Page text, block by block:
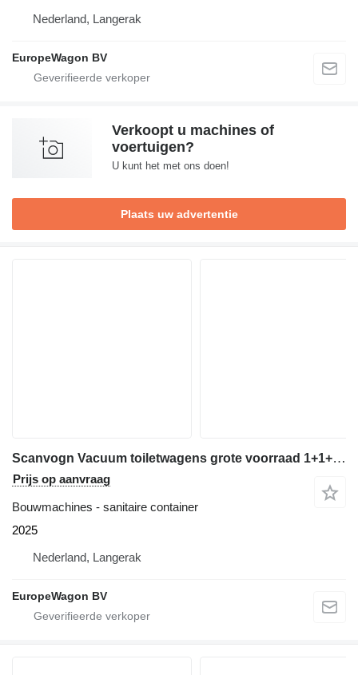
Nederland, Langerak
EuropeWagon BV
Verkoopt u machines of
voertuigen?
U kunt het met ons doen!
Plaats uw advertentie
Scanvogn Vacuum toiletwagens grote voorraad 1+1+1 en 2+1+2
Prijs op aanvraag
Bouwmachines - sanitaire container
2025
Nederland, Langerak
EuropeWagon BV